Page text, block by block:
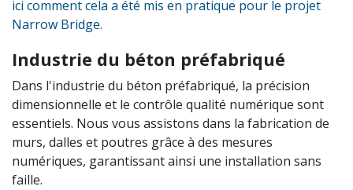
ici comment cela a été mis en pratique pour le projet
Narrow Bridge.
Industrie du béton préfabriqué
Dans l'industrie du béton préfabriqué, la précision
dimensionnelle et le contrôle qualité numérique sont
essentiels. Nous vous assistons dans la fabrication de
murs, dalles et poutres grâce à des mesures
numériques, garantissant ainsi une installation sans
faille.